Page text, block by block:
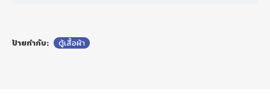
ป้ายกำกับ: ตู้เสื้อผ้า